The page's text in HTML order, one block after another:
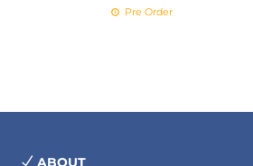
Pre Order
ABOUT